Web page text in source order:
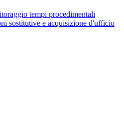
tempi procedimentali
sostitutive e acquisizione d'ufficio